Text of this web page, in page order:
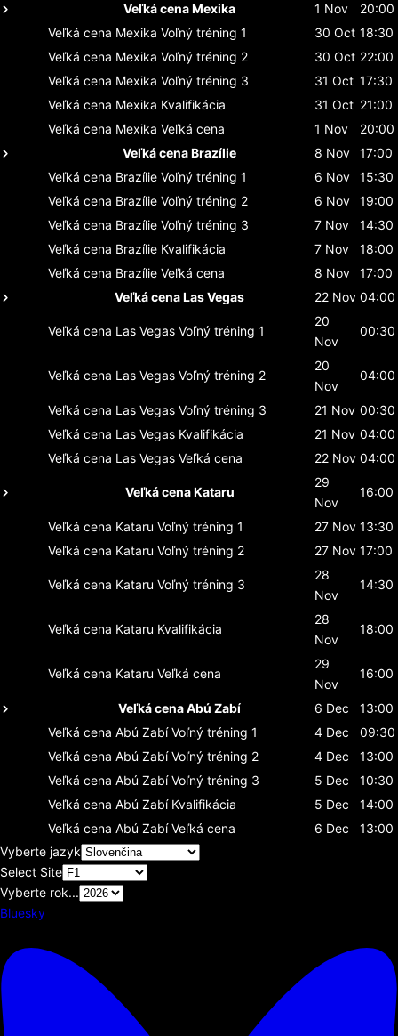
Veľká cena Mexika
1 Nov
20:00
Veľká cena Mexika Voľný tréning 1 30 Oct 18:30
Veľká cena Mexika Voľný tréning 2 30 Oct 22:00
Veľká cena Mexika Voľný tréning 3 31 Oct 17:30
Veľká cena Mexika Kvalifikácia 31 Oct 21:00
Veľká cena Mexika Veľká cena 1 Nov
20:00
Veľká cena Brazílie
8 Nov
17:00
Veľká cena Brazílie Voľný tréning 1 6 Nov
15:30
Veľká cena Brazílie Voľný tréning 2 6 Nov
19:00
Veľká cena Brazílie Voľný tréning 3 7 Nov
14:30
Veľká cena Brazílie Kvalifikácia 7 Nov
18:00
Veľká cena Brazílie Veľká cena 8 Nov
17:00
Veľká cena Las Vegas
22 Nov 04:00
Veľká cena Las Vegas Voľný tréning 1
20
Nov
00:30
Veľká cena Las Vegas Voľný tréning 2
20
Nov
04:00
Veľká cena Las Vegas Voľný tréning 3 21 Nov 00:30
Veľká cena Las Vegas Kvalifikácia 21 Nov 04:00
Veľká cena Las Vegas Veľká cena 22 Nov 04:00
Veľká cena Kataru
29
Nov
16:00
Veľká cena Kataru Voľný tréning 1 27 Nov 13:30
Veľká cena Kataru Voľný tréning 2 27 Nov 17:00
Veľká cena Kataru Voľný tréning 3
28
Nov
14:30
Veľká cena Kataru Kvalifikácia
28
Nov
18:00
Veľká cena Kataru Veľká cena
29
Nov
16:00
Veľká cena Abú Zabí 6 Dec
13:00
Veľká cena Abú Zabí Voľný tréning 1 4 Dec
09:30
Veľká cena Abú Zabí Voľný tréning 2 4 Dec
13:00
Veľká cena Abú Zabí Voľný tréning 3 5 Dec
10:30
Veľká cena Abú Zabí Kvalifikácia 5 Dec
14:00
Veľká cena Abú Zabí Veľká cena 6 Dec
13:00
Vyberte jazyk
Select Site
Vyberte rok...
Bluesky